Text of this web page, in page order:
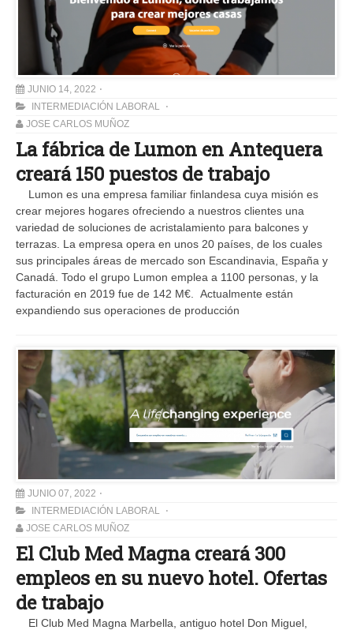
JUNIO 14, 2022
INTERMEDIACIÓN LABORAL
JOSE CARLOS MUÑOZ
La fábrica de Lumon en Antequera
creará 150 puestos de trabajo
Lumon es una empresa familiar finlandesa cuya misión es
crear mejores hogares ofreciendo a nuestros clientes una
variedad de soluciones de acristalamiento para balcones y
terrazas. La empresa opera en unos 20 países, de los cuales
sus principales áreas de mercado son Escandinavia, España y
Canadá. Todo el grupo Lumon emplea a 1100 personas, y la
facturación en 2019 fue de 142 M€. Actualmente están
expandiendo sus operaciones de producción
JUNIO 07, 2022
INTERMEDIACIÓN LABORAL
JOSE CARLOS MUÑOZ
El Club Med Magna creará 300
empleos en su nuevo hotel. Ofertas
de trabajo
El Club Med Magna Marbella, antiguo hotel Don Miguel,